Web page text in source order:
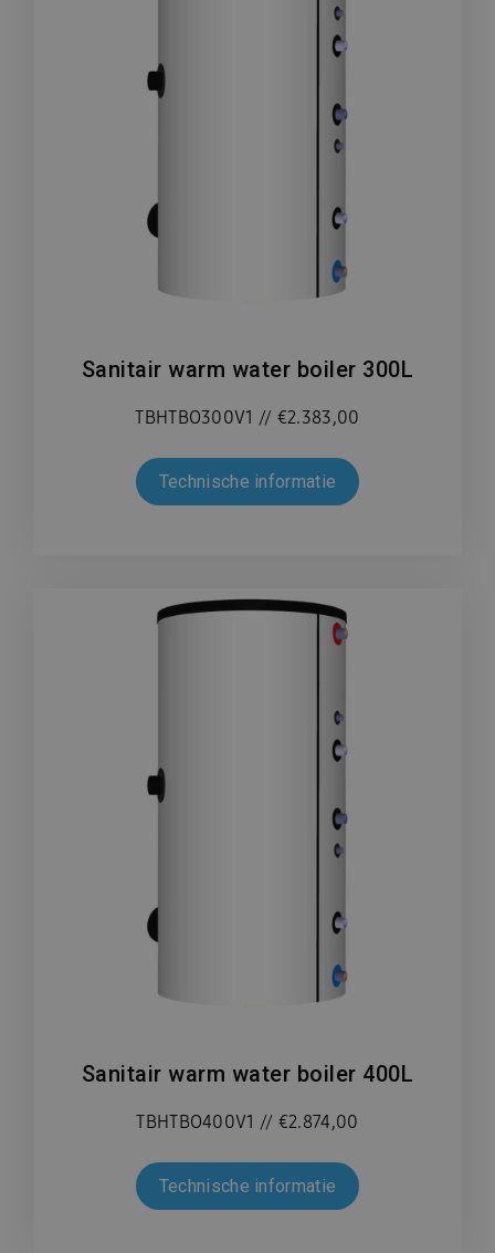
Sanitair warm water boiler 300L
TBHTBO300V1 // €2.383,00
Technische informatie
Sanitair warm water boiler 400L
TBHTBO400V1 // €2.874,00
Technische informatie